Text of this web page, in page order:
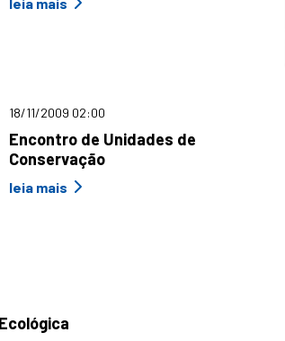
18/11/2009 02:00
Encontro de Unidades de
Conservação
leia mais